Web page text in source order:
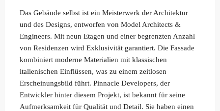
Das Gebäude selbst ist ein Meisterwerk der Architektur
und des Designs, entworfen von Model Architects &
Engineers. Mit neun Etagen und einer begrenzten Anzahl
von Residenzen wird Exklusivität garantiert. Die Fassade
kombiniert moderne Materialien mit klassischen
italienischen Einflüssen, was zu einem zeitlosen
Erscheinungsbild führt. Pinnacle Developers, der
Entwickler hinter diesem Projekt, ist bekannt für seine
Aufmerksamkeit für Qualität und Detail. Sie haben einen